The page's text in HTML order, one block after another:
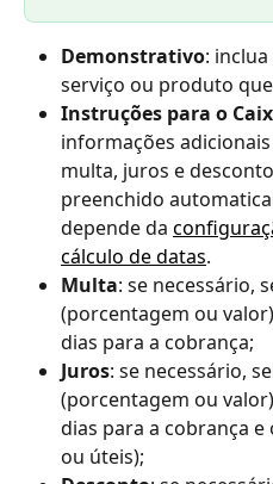
Demonstrativo:
serviço ou produto
Instruções para o
informações
multa, juros e
preenchido
depende da
cálculo de datas.
Multa: se necessário,
(porcentagem ou
dias para a cobrança;
Juros: se necessário,
(porcentagem ou
dias para a cobrança
ou úteis);